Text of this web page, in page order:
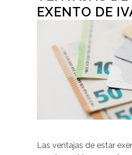
EXENTO DE
Las ventajas de estar